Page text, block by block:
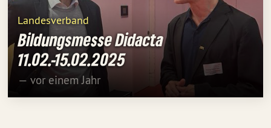
Landesverband
Bildungsmesse Didacta
11.02.-15.02.2025
— vor einem Jahr